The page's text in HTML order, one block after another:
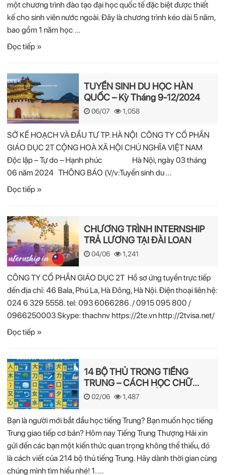
một chương trình đào tạo đại học quốc tế đặc biệt được thiết
kế cho sinh viên nước ngoài. Đây là chương trình kéo dài 5 năm,
bao gồm 1 năm học …
Đọc tiếp »
TUYỂN SINH DU HỌC HÀN
QUỐC – Kỳ Tháng 9-12/2024
06/07 1,058
SỞ KẾ HOẠCH VÀ ĐẦU TƯ TP. HÀ NỘI CÔNG TY CỔ PHẦN
GIÁO DỤC 2T CỘNG HOÀ XÃ HỘI CHỦ NGHĨA VIỆT NAM
Độc lập – Tự do – Hạnh phúc Hà Nội, ngày 03 tháng
06 năm 2024 THÔNG BÁO (V/v:Tuyển sinh du …
Đọc tiếp »
CHƯƠNG TRÌNH INTERNSHIP
TRẢ LƯƠNG TẠI ĐÀI LOAN
04/06 1,241
CÔNG TY CỔ PHẦN GIÁO DỤC 2T Hồ sơ ứng tuyển trực tiếp
đến địa chỉ: 46 Bala, Phú La, Hà Đông, Hà Nội. Điện thoại liên hệ:
024 6 329 5558. tel: 093 6066286. / 0915 095 800 /
0966250003 Skype: thachnv https://2te.vn http://2tvisa.net/
Đọc tiếp »
14 BỘ THỦ TRONG TIẾNG
TRUNG – CÁCH HỌC CHỮ
HÁN NHANH NHẤT
02/06 1,487
Bạn là người mới bắt đầu học tiếng Trung? Bạn muốn học tiếng
Trung giao tiếp cơ bản? Hôm nay Tiếng Trung Thượng Hải xin
gửi đến các bạn một kiến thức quan trọng không thể thiếu, đó
là cách viết của 214 bộ thủ tiếng Trung. Hãy dành thời gian cùng
chúng mình tìm hiểu nhé! 1. …